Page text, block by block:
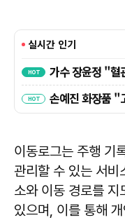
이동로그는 주행 기
관리할 수 있는 서비
소와 이동 경로를
있으며, 이를 통해